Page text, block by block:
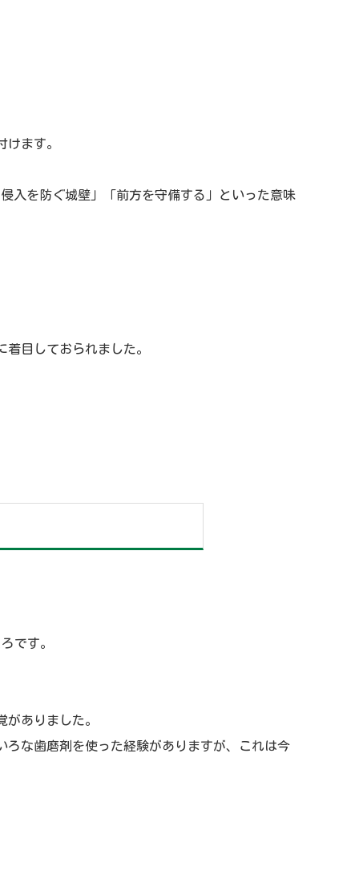
ます。
を防ぐ城壁」「前方を守備する」といった意味
目しておられました。
です。
ありました。
な歯磨剤を使った経験がありますが、これは今